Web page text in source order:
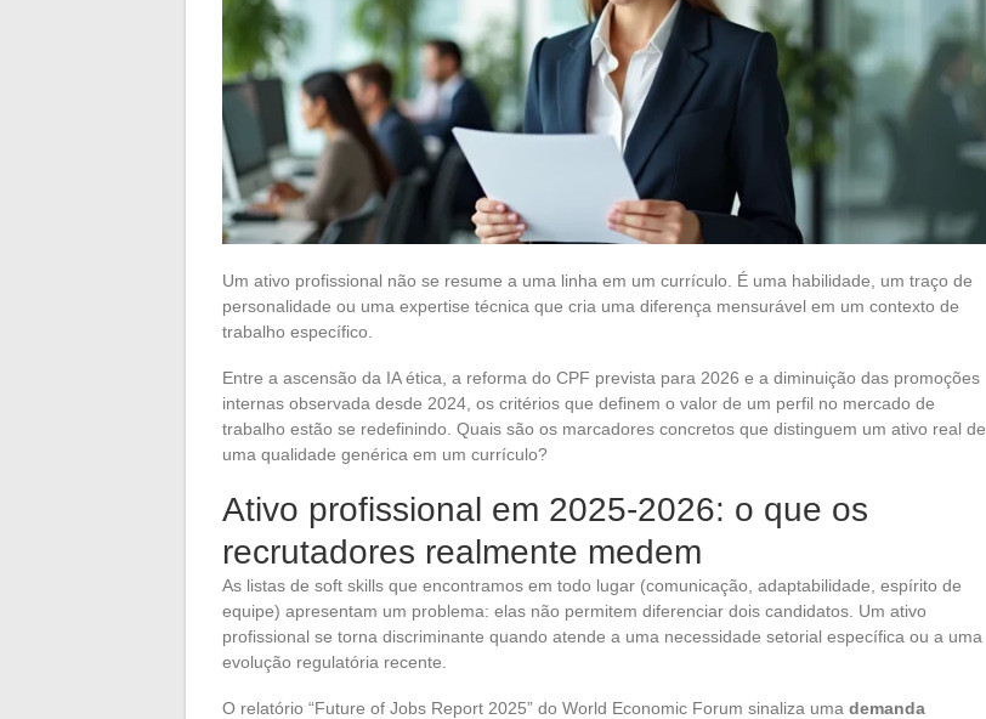
Um ativo profissional não se resume a uma linha em um currículo. É uma habilidade, um traço de
personalidade ou uma expertise técnica que cria uma diferença mensurável em um contexto de
trabalho específico.
Entre a ascensão da IA ética, a reforma do CPF prevista para 2026 e a diminuição das promoções
internas observada desde 2024, os critérios que definem o valor de um perfil no mercado de
trabalho estão se redefinindo. Quais são os marcadores concretos que distinguem um ativo real de
uma qualidade genérica em um currículo?
Ativo profissional em 2025-2026: o que os
recrutadores realmente medem
As listas de soft skills que encontramos em todo lugar (comunicação, adaptabilidade, espírito de
equipe) apresentam um problema: elas não permitem diferenciar dois candidatos. Um ativo
profissional se torna discriminante quando atende a uma necessidade setorial específica ou a uma
evolução regulatória recente.
O relatório “Future of Jobs Report 2025” do World Economic Forum sinaliza uma demanda